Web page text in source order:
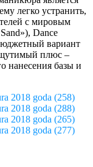
легко устранить,
с мировым
Dance
вариант
плюс –
нанесения базы и
2018 goda (258)
2018 goda (288)
2018 goda (265)
2018 goda (277)